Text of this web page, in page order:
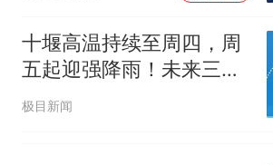
十堰高温持续至周四，周
五起迎强降雨！未来三天
天气突变需防范
极目新闻